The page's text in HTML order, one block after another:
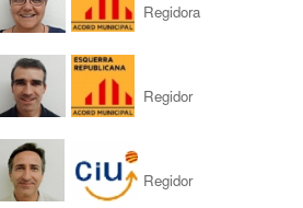
Regidora
Regidor
Regidor